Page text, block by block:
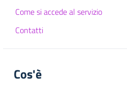
Come si accede al servizio
Contatti
Cos'è